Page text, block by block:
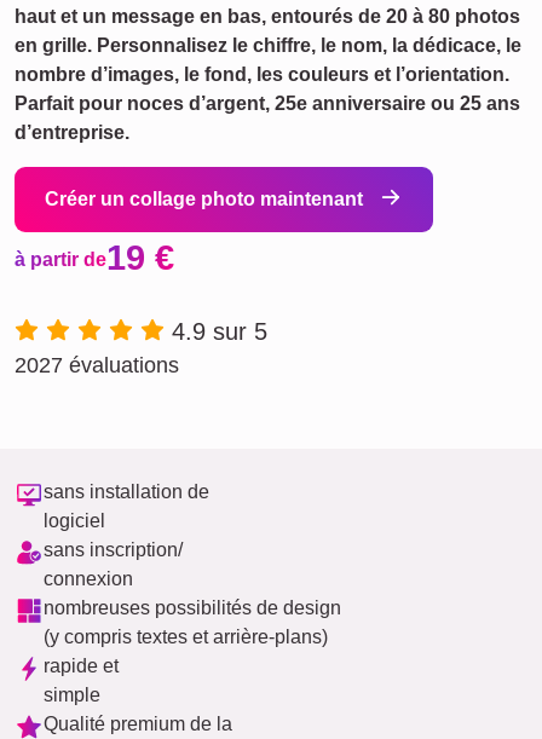
haut et un message en bas, entourés de 20 à 80 photos
en grille. Personnalisez le chiffre, le nom, la dédicace, le
nombre d’images, le fond, les couleurs et l’orientation.
Parfait pour noces d’argent, 25e anniversaire ou 25 ans
d’entreprise.
Créer un collage photo maintenant
à partir de19 €
4.9 sur 5
2027 évaluations
sans installation de
logiciel
sans inscription/
connexion
nombreuses possibilités de design
(y compris textes et arrière-plans)
rapide et
simple
Qualité premium de la